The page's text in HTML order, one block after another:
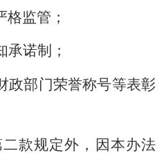
监管；
承诺制；
政部门荣誉称号等表彰
款规定外，因本办法